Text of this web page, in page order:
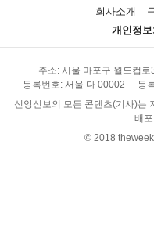
회사소개
개인정
주소: 서울 마포구 월드컵
등록번호: 서울 다 00002
등
신앙신보의 모든 콘텐츠(기사)는
배
© 2018